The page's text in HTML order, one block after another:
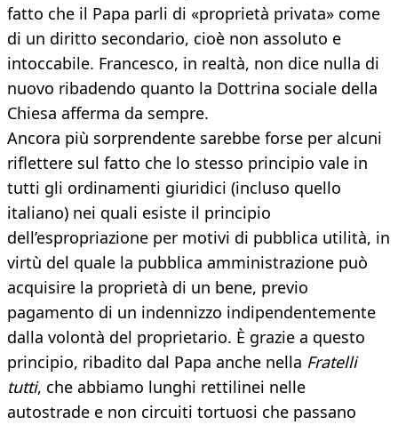
fatto che il Papa parli di «proprietà privata» come
di un diritto secondario, cioè non assoluto e
intoccabile. Francesco, in realtà, non dice nulla di
nuovo ribadendo quanto la Dottrina sociale della
Chiesa afferma da sempre.
Ancora più sorprendente sarebbe forse per alcuni
riflettere sul fatto che lo stesso principio vale in
tutti gli ordinamenti giuridici (incluso quello
italiano) nei quali esiste il principio
dell’espropriazione per motivi di pubblica utilità, in
virtù del quale la pubblica amministrazione può
acquisire la proprietà di un bene, previo
pagamento di un indennizzo indipendentemente
dalla volontà del proprietario. È grazie a questo
principio, ribadito dal Papa anche nella Fratelli
tutti, che abbiamo lunghi rettilinei nelle
autostrade e non circuiti tortuosi che passano